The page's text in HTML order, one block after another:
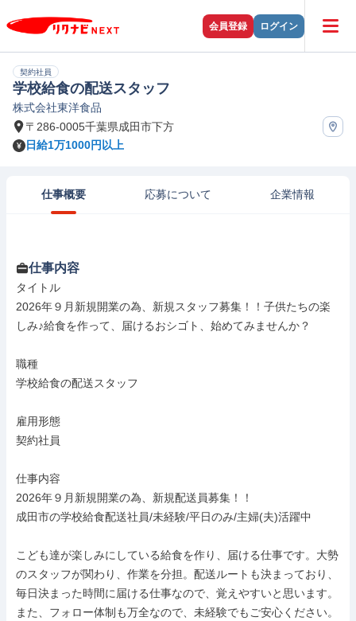
会員登録 ログイン
契約社員
学校給食の配送スタッフ
株式会社東洋食品
〒286-0005千葉県成田市下方
日給1万1000円以上
仕事概要 応募について 企業情報
仕事内容
タイトル
2026年９月新規開業の為、新規スタッフ募集！！子供たちの楽
しみ♪給食を作って、届けるおシゴト、始めてみませんか？
職種
学校給食の配送スタッフ
雇用形態
契約社員
仕事内容
2026年９月新規開業の為、新規配送員募集！！
成田市の学校給食配送社員/未経験/平日のみ/主婦(夫)活躍中
こども達が楽しみにしている給食を作り、届ける仕事です。大勢
のスタッフが関わり、作業を分担。配送ルートも決まっており、
毎日決まった時間に届ける仕事なので、覚えやすいと思います。
また、フォロー体制も万全なので、未経験でもご安心ください。